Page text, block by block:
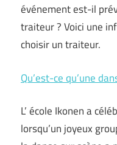
événement est-il
traiteur ? Voici une
choisir un traiteur.
Qu’est-ce qu’une
L’ école Ikonen a
lorsqu’un joyeux